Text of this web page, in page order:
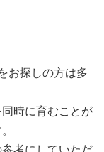
お探しの方は多
時に育むことが